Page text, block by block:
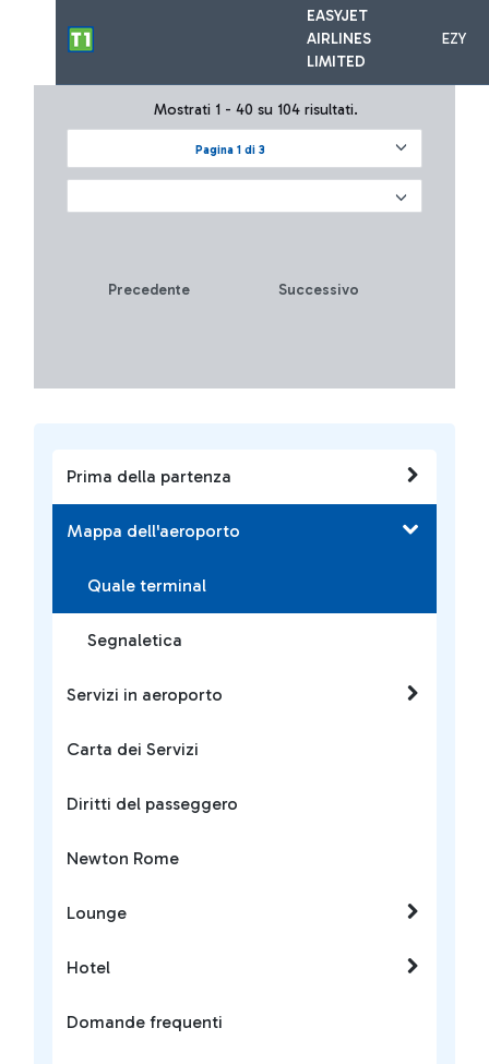
Prima della partenza
Mappa dell'aeroporto
Quale terminal
Segnaletica
Servizi in aeroporto
Carta dei Servizi
Diritti del passeggero
Newton Rome
Lounge
Hotel
Domande frequenti
EASYJET
AIRLINES
LIMITED
EZY
Pagina 1 di 3
Mostrati 1 - 40 su 104 risultati.
Precedente Successivo